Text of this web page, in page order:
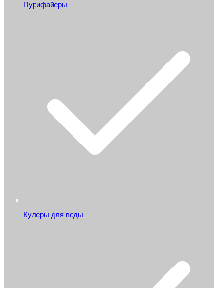
Пурифайеры
Кулеры для воды